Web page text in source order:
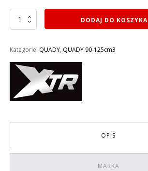
ilość
QUAD
VENOM
1500W
KOŁA
BIEGI
DODAJ DO KOSZYKA
Kategorie: QUADY, QUADY 90-125cm3
OPIS
MARKA